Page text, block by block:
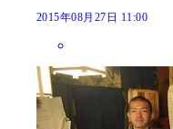
2015年08月27日 11:00